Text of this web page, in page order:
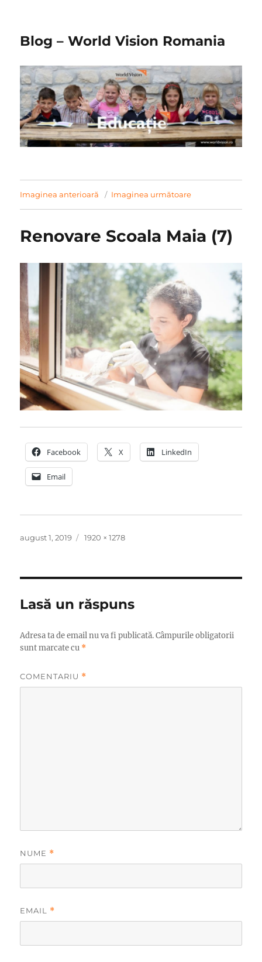
Blog – World Vision Romania
Imaginea anterioară Imaginea următoare
Renovare Scoala Maia (7)
Facebook X LinkedIn
Email
Publicat
august 1, 2019
Dimensiune
1920 × 1278
Lasă un răspuns
Adresa ta de email nu va fi publicată. Câmpurile obligatorii
sunt marcate cu *
COMENTARIU *
NUME *
EMAIL *